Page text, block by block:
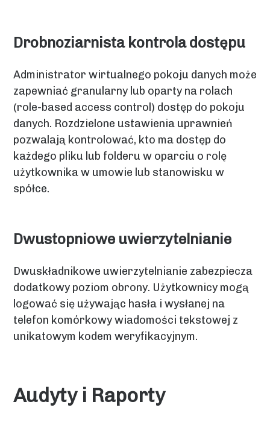
Drobnoziarnista kontrola dostępu
Administrator wirtualnego pokoju danych może
zapewniać granularny lub oparty na rolach
(role-based access control) dostęp do pokoju
danych. Rozdzielone ustawienia uprawnień
pozwalają kontrolować, kto ma dostęp do
każdego pliku lub folderu w oparciu o rolę
użytkownika w umowie lub stanowisku w
spółce.
Dwustopniowe uwierzytelnianie
Dwuskładnikowe uwierzytelnianie zabezpiecza
dodatkowy poziom obrony. Użytkownicy mogą
logować się używając hasła i wysłanej na
telefon komórkowy wiadomości tekstowej z
unikatowym kodem weryfikacyjnym.
Audyty i Raporty